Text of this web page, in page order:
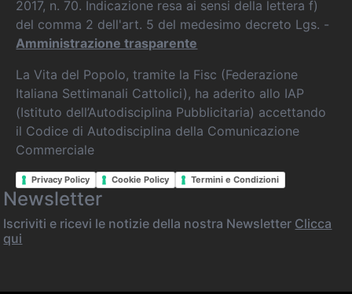
2017, n. 70. Indicazione resa ai sensi della lettera f)
del comma 2 dell'art. 5 del medesimo decreto Lgs. -
Amministrazione trasparente
La Vita del Popolo, tramite la Fisc (Federazione
Italiana Settimanali Cattolici), ha aderito allo IAP
(Istituto dell’Autodisciplina Pubblicitaria) accettando
il Codice di Autodisciplina della Comunicazione
Commerciale
Privacy Policy Cookie Policy Termini e Condizioni
Newsletter
Iscriviti e ricevi le notizie della nostra Newsletter Clicca
qui